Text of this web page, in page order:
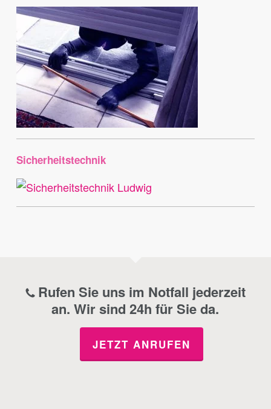
Sicherheitstechnik
Rufen Sie uns im Notfall jederzeit
an. Wir sind 24h für Sie da.
JETZT ANRUFEN